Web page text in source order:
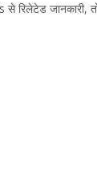
रिलेटेड जानकारी,